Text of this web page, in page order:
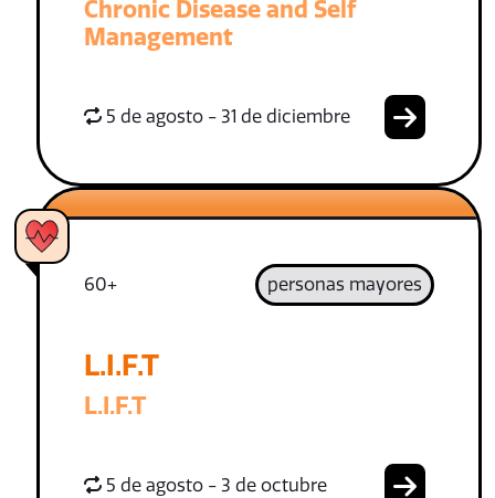
Chronic Disease and Self
Management
5 de agosto - 31 de diciembre
60+ personas mayores
L.I.F.T
L.I.F.T
5 de agosto - 3 de octubre